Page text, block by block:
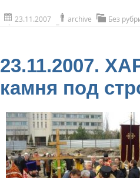
23.11.2007 archive Без
23.11.2007.
камня под